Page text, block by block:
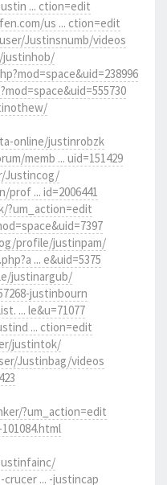
... ction=edit
us ... ction=edit
Justinsnumb/videos
justinhob/
online/justinrobzk
memb ... uid=151429
Justincog/
... id=2006441
?um_action=edit
profile/justinpam/
... e&uid=5375
justinargub/
justinbourn
... le&u=71077
... ction=edit
justintok/
Justinbag/videos
?um_action=edit
... -justincap